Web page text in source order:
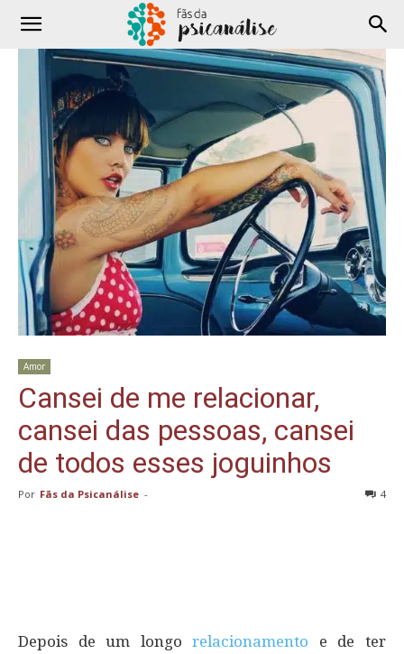
Amor
Cansei de me relacionar,
cansei das pessoas, cansei
de todos esses joguinhos
Por Fãs da Psicanálise - 4
Depois de um longorelacionamento e de ter